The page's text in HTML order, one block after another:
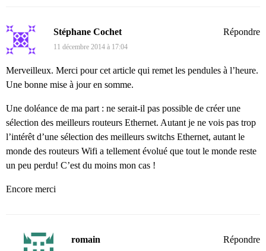
Stéphane Cochet
11 décembre 2014 à 17:04
Merveilleux. Merci pour cet article qui remet les pendules à l’heure.
Une bonne mise à jour en somme.
Une doléance de ma part : ne serait-il pas possible de créer une
sélection des meilleurs routeurs Ethernet. Autant je ne vois pas trop
l’intérêt d’une sélection des meilleurs switchs Ethernet, autant le
monde des routeurs Wifi a tellement évolué que tout le monde reste
un peu perdu! C’est du moins mon cas !
Encore merci
Répondre
romain Répondre